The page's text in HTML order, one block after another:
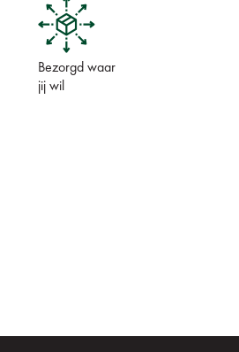
Bezorgd waar
jij wil